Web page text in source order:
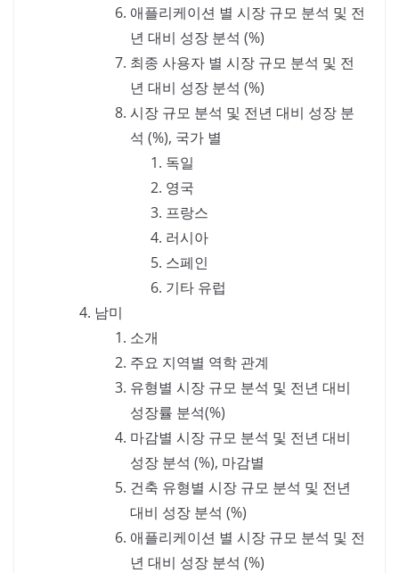
애플리케이션 별 시장 규모 분석 및 전
년 대비 성장 분석 (%)
최종 사용자 별 시장 규모 분석 및 전
년 대비 성장 분석 (%)
시장 규모 분석 및 전년 대비 성장 분
석 (%), 국가 별
독일
영국
프랑스
러시아
스페인
기타 유럽
남미
소개
주요 지역별 역학 관계
유형별 시장 규모 분석 및 전년 대비
성장률 분석(%)
마감별 시장 규모 분석 및 전년 대비
성장 분석 (%), 마감별
건축 유형별 시장 규모 분석 및 전년
대비 성장 분석 (%)
애플리케이션 별 시장 규모 분석 및 전
년 대비 성장 분석 (%)